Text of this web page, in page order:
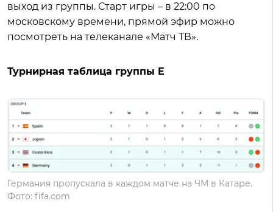
выход из группы. Старт игры – в 22:00 по
московскому времени, прямой эфир можно
посмотреть на телеканале «Матч ТВ».
Турнирная таблица группы E
Германия пропускала в каждом матче на ЧМ в Катаре.
Фото: fifa.com